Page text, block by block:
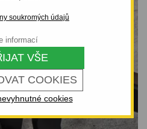
soukromých údajů
COOKIES
VŠE
cookies
informací